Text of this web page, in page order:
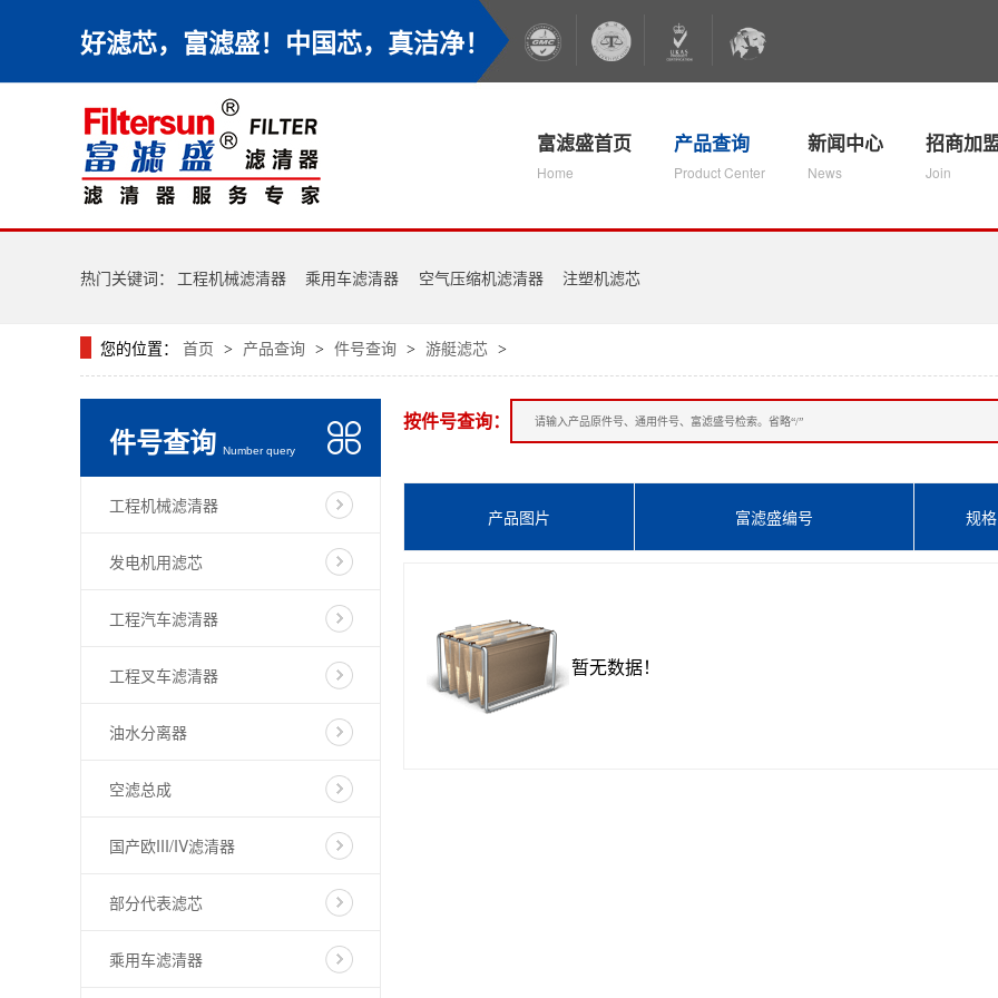
好滤芯，富滤盛！中国芯，真洁净！
富滤盛首页
Home
产品查询
Product Center
新闻中心
News
招商加
Join
热门关键词： 工程机械滤清器 乘用车滤清器 空气压缩机滤清器 注塑机滤芯
您的位置： 首页 > 产品查询 > 件号查询 > 游艇滤芯 >
件号查询 Number query
工程机械滤清器
发电机用滤芯
工程汽车滤清器
工程叉车滤清器
油水分离器
空滤总成
国产欧III/IV滤清器
部分代表滤芯
乘用车滤清器
按件号查询：
产品图片 富滤盛编号 规格
暂无数据！